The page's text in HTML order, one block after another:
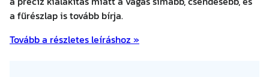
a fűrészlap is tovább bírja.
Tovább a részletes leíráshoz »